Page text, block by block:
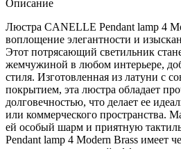
Описание
Люстра CANELLE Pendant lamp 4
воплощение элегантности и
Этот потрясающий светильник
жемчужиной в любом интерьере,
стиля. Изготовленная из латуни с
покрытием, эта люстра обладает
долговечностью, что делает ее
или коммерческого пространства.
ей особый шарм и приятную
Pendant lamp 4 Modern Brass имеет